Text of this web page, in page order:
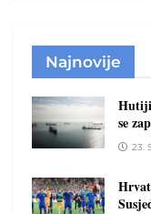
Najnovije
Hutiji
se
23.